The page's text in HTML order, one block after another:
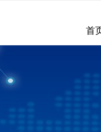
首